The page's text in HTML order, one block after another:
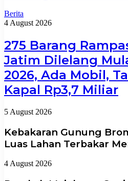
Berita
4 August 2026
275 Barang
Jatim Dilelang
2026, Ada Mobil,
Kapal Rp3,7 Miliar
5 August 2026
Kebakaran Gunung
Luas Lahan Terbakar
4 August 2026